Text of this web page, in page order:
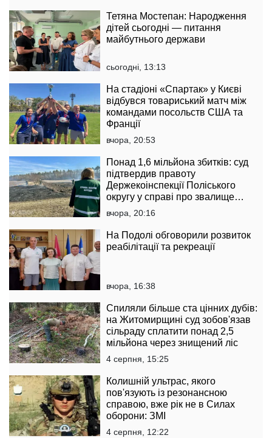
Тетяна Мостепан: Народження
дітей сьогодні — питання
майбутнього держави
сьогодні, 13:13
На стадіоні «Спартак» у Києві
відбувся товариський матч між
командами посольств США та
Франції
вчора, 20:53
Понад 1,6 мільйона збитків: суд
підтвердив правоту
Держекоінспекції Поліського
округу у справі про звалище
вчора, 20:16
На Подолі обговорили розвиток
реабілітації та рекреації
вчора, 16:38
Спиляли більше ста цінних дубів:
на Житомирщині суд зобов'язав
сільраду сплатити понад 2,5
мільйона через знищений ліс
4 серпня, 15:25
Колишній ультрас, якого
пов'язують із резонансною
справою, вже рік не в Силах
оборони: ЗМІ
4 серпня, 12:22